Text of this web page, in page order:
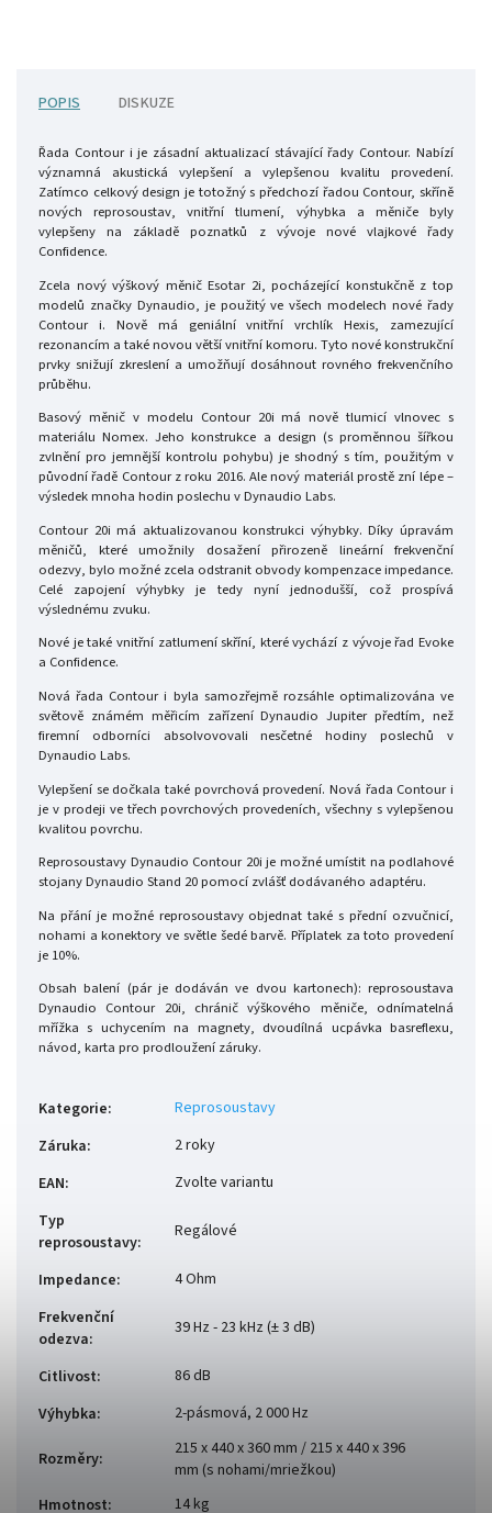
POPIS DISKUZE
Řada Contour i je zásadní aktualizací stávající řady Contour. Nabízí
významná akustická vylepšení a vylepšenou kvalitu provedení.
Zatímco celkový design je totožný s předchozí řadou Contour, skříně
nových reprosoustav, vnitřní tlumení, výhybka a měniče byly
vylepšeny na základě poznatků z vývoje nové vlajkové řady
Confidence.
Zcela nový výškový měnič Esotar 2i, pocházející konstukčně z top
modelů značky Dynaudio, je použitý ve všech modelech nové řady
Contour i. Nově má geniální vnitřní vrchlík Hexis, zamezující
rezonancím a také novou větší vnitřní komoru. Tyto nové konstrukční
prvky snižují zkreslení a umožňují dosáhnout rovného frekvenčního
průběhu.
Basový měnič v modelu Contour 20i má nově tlumicí vlnovec s
materiálu Nomex. Jeho konstrukce a design (s proměnnou šířkou
zvlnění pro jemnější kontrolu pohybu) je shodný s tím, použitým v
původní řadě Contour z roku 2016. Ale nový materiál prostě zní lépe –
výsledek mnoha hodin poslechu v Dynaudio Labs.
Contour 20i má aktualizovanou konstrukci výhybky. Díky úpravám
měničů, které umožnily dosažení přirozeně lineární frekvenční
odezvy, bylo možné zcela odstranit obvody kompenzace impedance.
Celé zapojení výhybky je tedy nyní jednodušší, což prospívá
výslednému zvuku.
Nové je také vnitřní zatlumení skříní, které vychází z vývoje řad Evoke
a Confidence.
Nová řada Contour i byla samozřejmě rozsáhle optimalizována ve
světově známém měřicím zařízení Dynaudio Jupiter předtím, než
firemní odborníci absolvovovali nesčetné hodiny poslechů v
Dynaudio Labs.
Vylepšení se dočkala také povrchová provedení. Nová řada Contour i
je v prodeji ve třech povrchových provedeních, všechny s vylepšenou
kvalitou povrchu.
Reprosoustavy Dynaudio Contour 20i je možné umístit na podlahové
stojany Dynaudio Stand 20 pomocí zvlášť dodávaného adaptéru.
Na přání je možné reprosoustavy objednat také s přední ozvučnicí,
nohami a konektory ve světle šedé barvě. Příplatek za toto provedení
je 10%.
Obsah balení (pár je dodáván ve dvou kartonech): reprosoustava
Dynaudio Contour 20i, chránič výškového měniče, odnímatelná
mřížka s uchycením na magnety, dvoudílná ucpávka basreflexu,
návod, karta pro prodloužení záruky.
Kategorie:
Reprosoustavy
Záruka:
2 roky
EAN:
Zvolte variantu
Typ
reprosoustavy:
Regálové
Impedance:
4 Ohm
Frekvenční
odezva:
39 Hz - 23 kHz (± 3 dB)
Citlivost:
86 dB
Výhybka: 2-pásmová, 2 000 Hz
Rozměry:
215 x 440 x 360 mm / 215 x 440 x 396
mm (s nohami/mriežkou)
Hmotnost: 14 kg